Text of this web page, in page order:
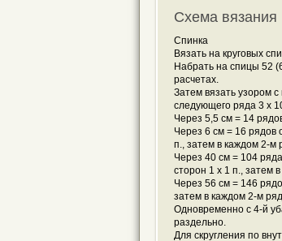
Схема вязания
Спинка
Вязать на круговых
Набрать на спицы 52
расчетах.
Затем вязать узором
следующего ряда 3 x
Через 5,5 см = 14
Через 6 см = 16 рядов
п., затем в каждом 2-м
Через 40 см = 104
сторон 1 x 1 п., затем
Через 56 см = 146
затем в каждом 2-м
Одновременно с 4-й
раздельно.
Для скругления по